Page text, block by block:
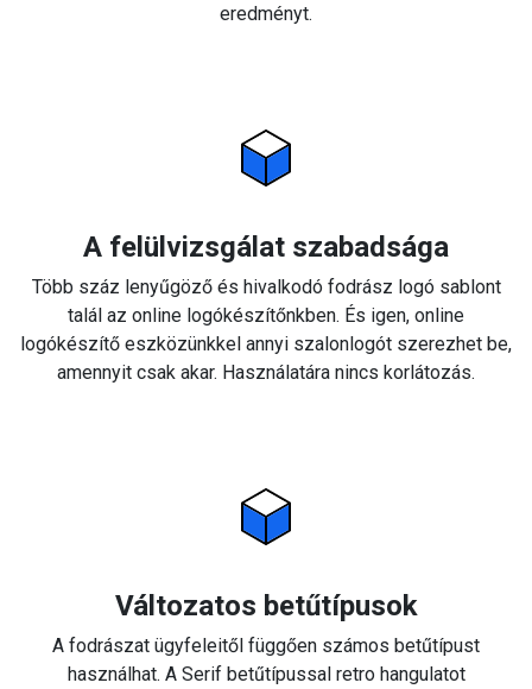
eredményt.
A felülvizsgálat szabadsága
Több száz lenyűgöző és hivalkodó fodrász logó sablont
talál az online logókészítőnkben. És igen, online
logókészítő eszközünkkel annyi szalonlogót szerezhet be,
amennyit csak akar. Használatára nincs korlátozás.
Változatos betűtípusok
A fodrászat ügyfeleitől függően számos betűtípust
használhat. A Serif betűtípussal retro hangulatot